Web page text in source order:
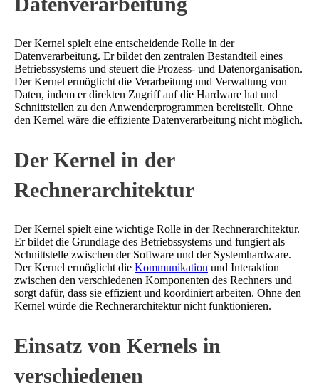
Der Kernel spielt eine entscheidende Rolle in der
Datenverarbeitung. Er bildet den zentralen Bestandteil eines
Betriebssystems und steuert die Prozess- und Datenorganisation.
Der Kernel ermöglicht die Verarbeitung und Verwaltung von
Daten, indem er direkten Zugriff auf die Hardware hat und
Schnittstellen zu den Anwenderprogrammen bereitstellt. Ohne
den Kernel wäre die effiziente Datenverarbeitung nicht möglich.
Der Kernel in der
Rechnerarchitektur
Der Kernel spielt eine wichtige Rolle in der Rechnerarchitektur.
Er bildet die Grundlage des Betriebssystems und fungiert als
Schnittstelle zwischen der Software und der Systemhardware.
Der Kernel ermöglicht die Kommunikation und Interaktion
zwischen den verschiedenen Komponenten des Rechners und
sorgt dafür, dass sie effizient und koordiniert arbeiten. Ohne den
Kernel würde die Rechnerarchitektur nicht funktionieren.
Einsatz von Kernels in
verschiedenen